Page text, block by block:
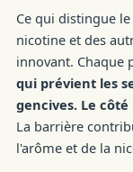
Ce qui distingue
nicotine et des
innovant. Chaque
qui prévient les
gencives. Le
La barrière
l'arôme et de la